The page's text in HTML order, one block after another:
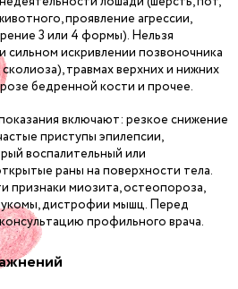
проявление агрессии,
3 или 4 формы). Нельзя
сильном искривлении позвоночника
травмах верхних и нижних
бедренной кости и прочее.
включают: резкое снижение
приступы эпилепсии,
воспалительный или
раны на поверхности тела.
признаки миозита, остеопороза,
дистрофии мышц. Перед
профильного врача.